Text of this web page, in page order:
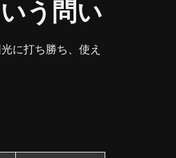
う問い
に打ち勝ち、使え